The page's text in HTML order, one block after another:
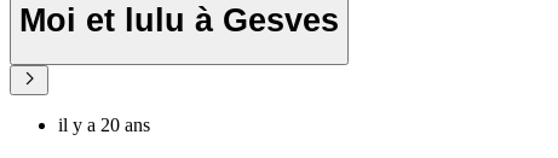
Moi et lulu à Gesves
il y a 20 ans